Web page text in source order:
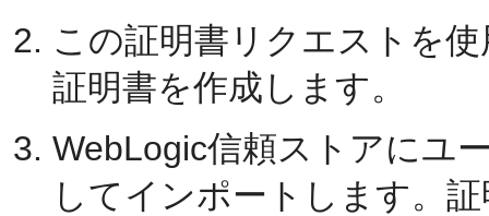
この証明書リクエストを
証明書を作成します。
WebLogic信頼ストアにユ
してインポートします。